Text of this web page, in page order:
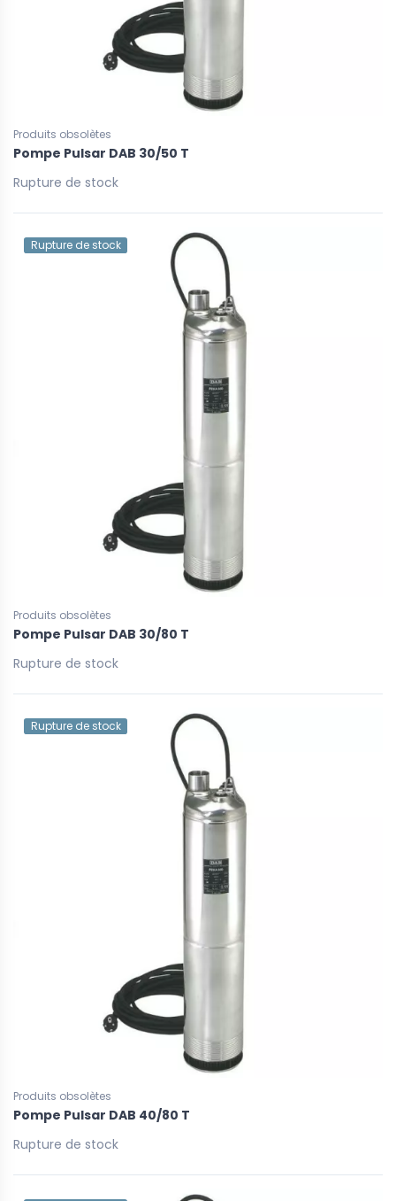
Produits obsolètes
Pompe Pulsar DAB 30/50 T
Rupture de stock
Rupture de stock
Produits obsolètes
Pompe Pulsar DAB 30/80 T
Rupture de stock
Rupture de stock
Produits obsolètes
Pompe Pulsar DAB 40/80 T
Rupture de stock